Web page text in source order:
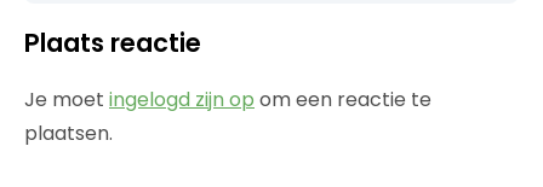
Plaats reactie
Je moet ingelogd zijn op om een reactie te
plaatsen.